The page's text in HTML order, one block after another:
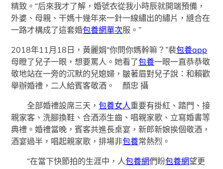
精致。“后來我才了解，婚號衣從我小時辰就開端預備，
外婆、母親、干媽十幾年來一針一線繡出的繡片，縫合在
一路才構成了這套婚包養網單次服。”
2018年11月18日，黃麗娟“你問你媽幹嘛？”裴包養app
母瞪了兒子一眼，想要罵人。她看了包養一眼一直恭恭敬
敬地站在一旁的沉默的兒媳婦，皺著眉對兒子說：和賴歡
舉辦婚禮，二人給賓客敬酒。 顏忠 攝
全部婚禮設席三天，包養女人重要有掛紅、踏門、接
親家客、洗腳換鞋、合酒添生齒、唱親家歌、立寫婚書等
典禮。婚禮當晚，賓客共進長桌宴，新郎新娘挨個敬酒，
酒宴過半，唱起親家歌，排場非包養常熱烈。
“在當下快節拍的生涯中，人包養網們盼包養網望更